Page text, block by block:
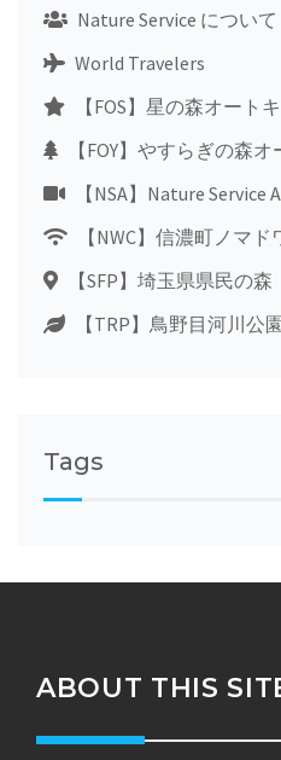
Nature Service について
World Travelers
【FOS】星の森オート
【FOY】やすらぎの森
【NSA】Nature Service
【NWC】信濃町ノマ
【SFP】埼玉県県民の森
【TRP】鳥野目河川公
Tags
ABOUT THIS